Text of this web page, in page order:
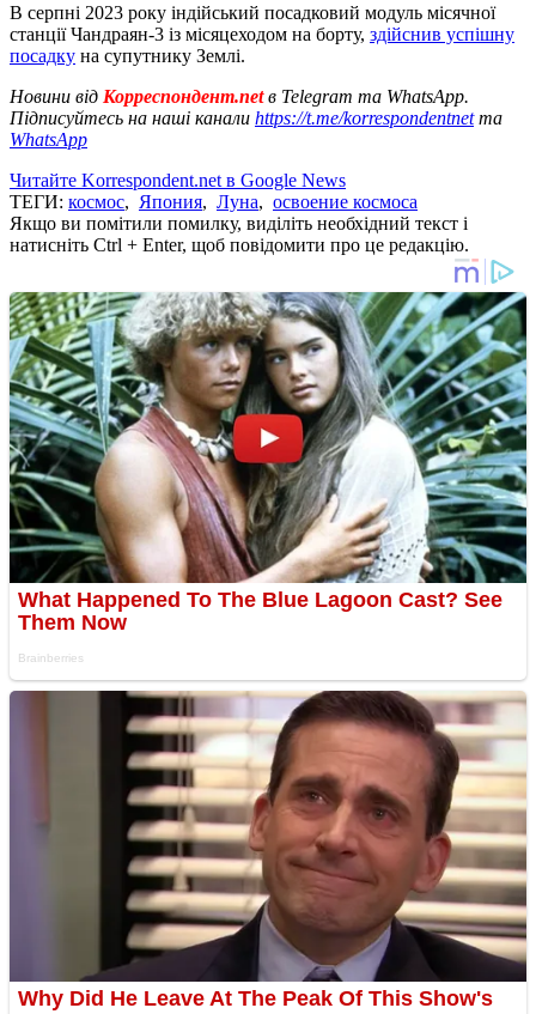
В серпні 2023 року індійський посадковий модуль місячної
станції Чандраян-3 із місяцеходом на борту, здійснив успішну
посадку на супутнику Землі.
Новини від Корреспондент.netв Telegram та WhatsApp.
Підписуйтесь на наші канали https://t.me/korrespondentnetта
WhatsApp
Читайте Korrespondent.net в Google News
ТЕГИ: космос, Япония, Луна, освоение космоса
Якщо ви помітили помилку, виділіть необхідний текст і
натисніть Ctrl + Enter, щоб повідомити про це редакцію.